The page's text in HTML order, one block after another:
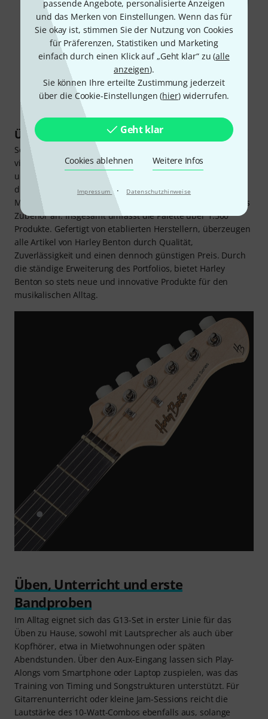
passende Angebote, personalisierte Anzeigen
und das Merken von Einstellungen. Wenn das für
Sie okay ist, stimmen Sie der Nutzung von Cookies
für Präferenzen, Statistiken und Marketing
einfach durch einen Klick auf „Geht klar“ zu (alle
anzeigen).
Sie können Ihre erteilte Zustimmung jederzeit
über die Cookie-Einstellungen (hier) widerrufen.
Geht klar
Cookies ablehnen Weitere Infos
Impressum · Datenschutzhinweise
Über Harley Benton
Seit 1998 bedient die Marke Harley Benton die Bedürfnisse
vieler Gitarristen und Bassisten. Neben einer
umfangreichen Bandbreite an Saiteninstrumenten bietet
die Hausmarke des Musikhauses Thomann auch jede
Menge Verstärker, Lautsprecher, Effektpedale und weiteres
Zubehör an. Insgesamt umfasst die Palette über 1.500
Produkte. Gefertigt von etablierten Herstellern, überzeugen
alle Artikel von Harley Benton durch Qualität,
Zuverlässigkeit und einen dennoch günstigen Preis. Durch
die ständige Erweiterung des Portfolios, bietet Harley
Benton so stets neue und innovative Produkte für den
musikalischen Alltag.
Üben, Unterricht und erste
Bandproben
Im Alltag eignet sich das G13-Set in erster Linie für das
Üben zu Hause, sowohl mit Lautsprecher als auch über
Kopfhörer, etwa in Mietwohnungen oder späten
Abendstunden. Über den Aux-Eingang lassen sich Play-
Alongs vom Smartphone oder Laptop zuspielen, was das
Training von Timing und Songstrukturen unterstützt. Für
Gitarrenunterricht oder kleine Jam-Sessions reicht die
Lautstärke des 10-Watt-Combos ebenfalls aus, solange